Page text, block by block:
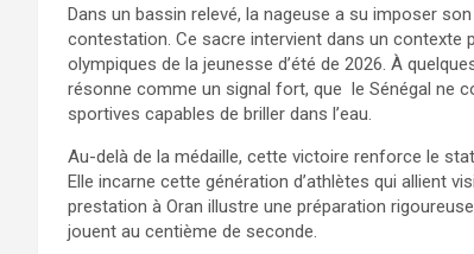
Dans un bassin relevé, la nageuse a su imposer
contestation. Ce sacre intervient dans un contexte
olympiques de la jeunesse d’été de 2026. À
résonne comme un signal fort, que le Sénégal ne
sportives capables de briller dans l’eau.
Au-delà de la médaille, cette victoire renforce le
Elle incarne cette génération d’athlètes qui allient
prestation à Oran illustre une préparation
jouent au centième de seconde.